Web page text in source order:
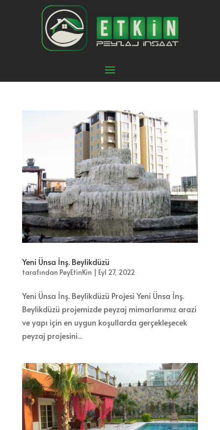
Yeni Ünsa İnş. Beylikdüzü
tarafından PeyEtinKin | Eyl 27, 2022
Yeni Ünsa İnş. Beylikdüzü Projesi Yeni Ünsa İnş.
Beylikdüzü projemizde peyzaj mimarlarımız arazi
ve yapı için en uygun koşullarda gerçekleşecek
peyzaj projesini...